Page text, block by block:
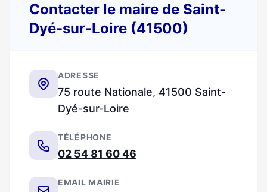
Contacter le maire de Saint-
Dyé-sur-Loire (41500)
ADRESSE
75 route Nationale, 41500 Saint-
Dyé-sur-Loire
TÉLÉPHONE
02 54 81 60 46
EMAIL MAIRIE